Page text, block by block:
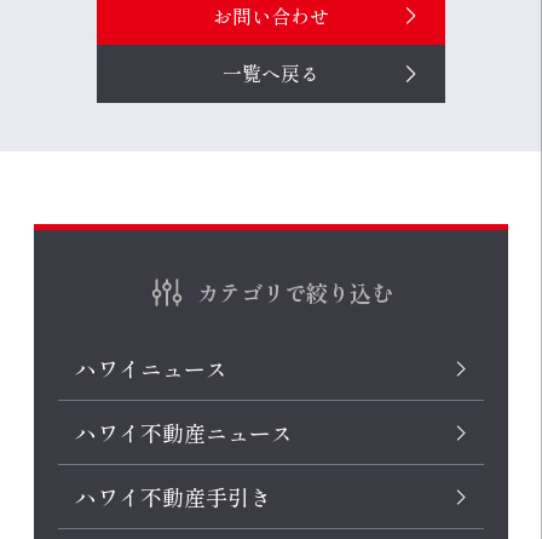
お問い合わせ
一覧へ戻る
カテゴリで絞り込む
ハワイニュース
ハワイ不動産ニュース
ハワイ不動産手引き